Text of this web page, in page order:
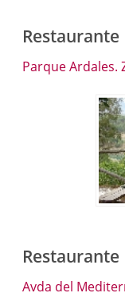
Parque Ardales.
Restaurante
Avda del